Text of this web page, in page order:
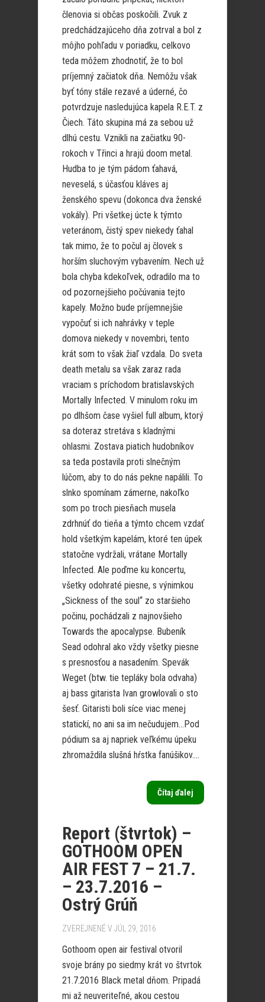
členovia si občas poskočili. Zvuk z
predchádzajúceho dňa zotrval a bol z
môjho pohľadu v poriadku, celkovo
teda môžem zhodnotiť, že to bol
príjemný začiatok dňa. Nemôžu však
byť tóny stále rezavé a úderné, čo
potvrdzuje nasledujúca kapela R.E.T. z
Čiech. Táto skupina má za sebou už
dlhú cestu. Vznikli na začiatku 90-
rokoch v Třinci a hrajú doom metal.
Hudba to je tým pádom ťahavá,
neveselá, s účasťou kláves aj
ženského spevu (dokonca dva ženské
vokály). Pri všetkej úcte k týmto
veteránom, čistý spev niekedy ťahal
tak mimo, že to počul aj človek s
horším sluchovým vybavením. Nech už
bola chyba kdekoľvek, odradilo ma to
od pozornejšieho počúvania tejto
kapely. Možno bude príjemnejšie
vypočuť si ich nahrávky v teple
domova niekedy v novembri, tento
krát som to však žiaľ vzdala. Do sveta
death metalu sa však zaraz rada
vraciam s príchodom bratislavských
Mortally Infected. V minulom roku im
po dlhšom čase vyšiel full album, ktorý
sa doteraz stretáva s kladnými
ohlasmi. Zostava piatich hudobníkov
sa teda postavila proti slnečným
lúčom, aby to do nás pekne napálili. To
slnko spomínam zámerne, nakoľko
som po troch piesňach musela
zdrhnúť do tieňa a týmto chcem vzdať
hold všetkým kapelám, ktoré ten úpek
statočne vydržali, vrátane Mortally
Infected. Ale poďme ku koncertu,
všetky odohraté piesne, s výnimkou
„Sickness of the soul“ zo staršieho
počinu, pochádzali z najnovšieho
Towards the apocalypse. Bubeník
Sead odohral ako vždy všetky piesne
s presnosťou a nasadením. Spevák
Weget (btw. tie tepláky bola odvaha)
aj bass gitarista Ivan growlovali o sto
šesť. Gitaristi boli síce viac menej
statickí, no ani sa im nečudujem…Pod
pódium sa aj napriek veľkému úpeku
zhromaždila slušná hŕstka fanúšikov....
Čítaj ďalej
Report (štvrtok) –
GOTHOOM OPEN
AIR FEST 7 – 21.7.
– 23.7.2016 –
Ostrý Grúň
ZVEREJNENÉ V JÚL 29, 2016
Gothoom open air festival otvoril
svoje brány po siedmy krát vo štvrtok
21.7.2016 Black metal dňom. Pripadá
mi až neuveriteľné, akou cestou